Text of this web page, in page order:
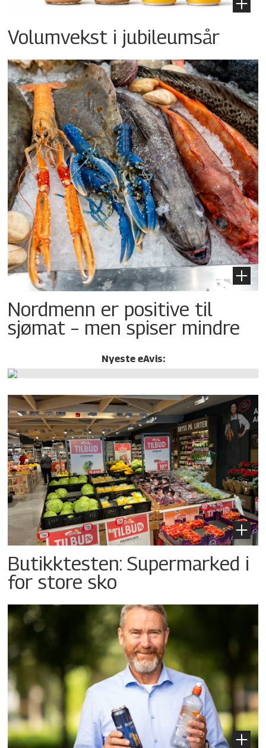
Volumvekst i jubileumsår
Nordmenn er positive til
sjømat – men spiser mindre
Nyeste eAvis:
Butikktesten: Supermarked i
for store sko